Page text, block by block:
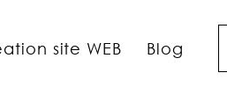
site WEB Blog